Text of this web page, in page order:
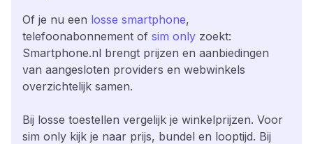
Of je nu een losse smartphone,
telefoonabonnement of sim only zoekt:
Smartphone.nl brengt prijzen en aanbiedingen
van aangesloten providers en webwinkels
overzichtelijk samen.
Bij losse toestellen vergelijk je winkelprijzen. Voor
sim only kijk je naar prijs, bundel en looptijd. Bij